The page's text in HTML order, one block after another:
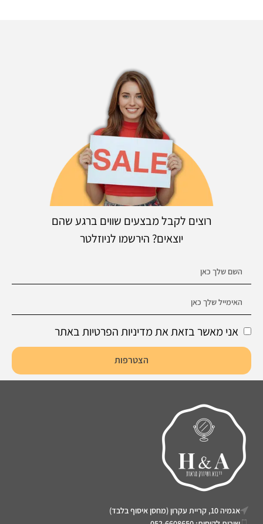
רוצים לקבל מבצעים שווים ברגע שהם
יוצאים? הירשמו לניוזלטר
אני מאשר בזאת את מדיניות הפרטיות באתר
הצטרפות
אגמיה 10, קריית עקרון (מחסן איסוף בלבד)